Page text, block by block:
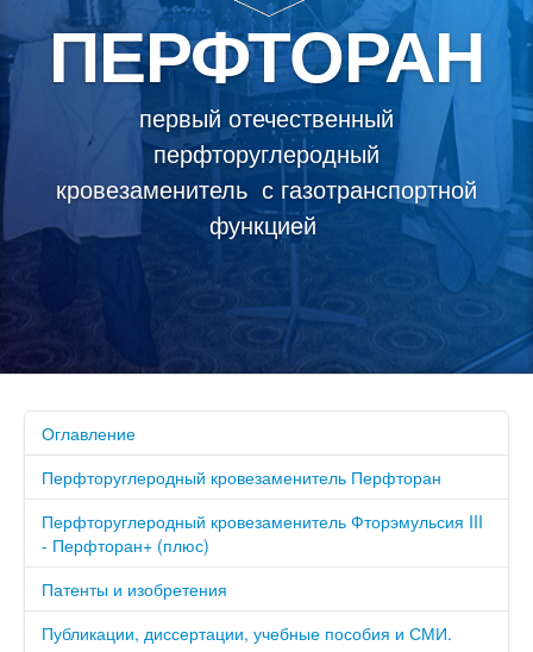
Фото и Видео
ПЕРФТОРАН
первый отечественный
перфторуглеродный
кровезаменитель с газотранспортной
функцией
Оглавление
Перфторуглеродный кровезаменитель Перфторан
Перфторуглеродный кровезаменитель Фторэмульсия III
- Перфторан+ (плюс)
Патенты и изобретения
Публикации, диссертации, учебные пособия и СМИ.